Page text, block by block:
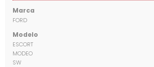
Marca
FORD
Modelo
ESCORT
MODEO
SW